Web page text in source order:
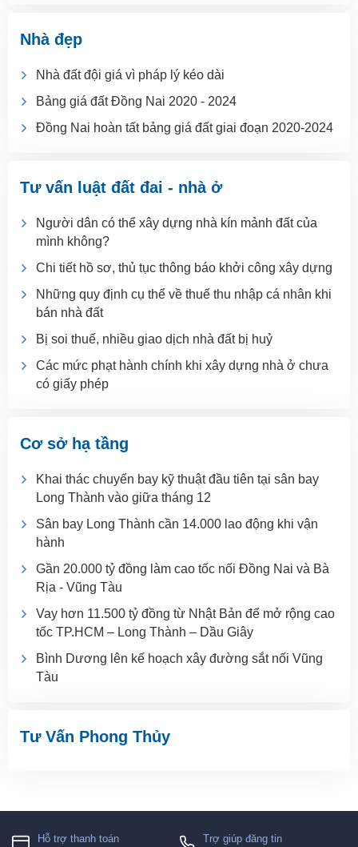
Nhà đẹp
Nhà đất đội giá vì pháp lý kéo dài
Bảng giá đất Đồng Nai 2020 - 2024
Đồng Nai hoàn tất bảng giá đất giai đoạn 2020-2024
Tư vấn luật đất đai - nhà ở
Người dân có thể xây dựng nhà kín mảnh đất của
mình không?
Chi tiết hồ sơ, thủ tục thông báo khởi công xây dựng
Những quy định cụ thể về thuế thu nhập cá nhân khi
bán nhà đất
Bị soi thuế, nhiều giao dịch nhà đất bị huỷ
Các mức phạt hành chính khi xây dựng nhà ở chưa
có giấy phép
Cơ sở hạ tầng
Khai thác chuyến bay kỹ thuật đầu tiên tại sân bay
Long Thành vào giữa tháng 12
Sân bay Long Thành cần 14.000 lao động khi vận
hành
Gần 20.000 tỷ đồng làm cao tốc nối Đồng Nai và Bà
Rịa - Vũng Tàu
Vay hơn 11.500 tỷ đồng từ Nhật Bản để mở rộng cao
tốc TP.HCM – Long Thành – Dầu Giây
Bình Dương lên kế hoạch xây đường sắt nối Vũng
Tàu
Tư Vấn Phong Thủy
Hỗ trợ thanh toán Trợ giúp đăng tin